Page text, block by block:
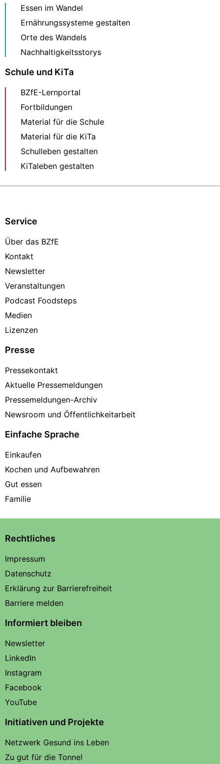
Essen im Wandel
Ernährungssysteme gestalten
Orte des Wandels
Nachhaltigkeitsstorys
Schule und KiTa
BZfE-Lernportal
Fortbildungen
Material für die Schule
Material für die KiTa
Schulleben gestalten
KiTaleben gestalten
Service
Über das BZfE
Kontakt
Newsletter
Veranstaltungen
Podcast Foodsteps
Medien
Lizenzen
Presse
Pressekontakt
Aktuelle Pressemeldungen
Pressemeldungen-Archiv
Newsroom und Öffentlichkeitarbeit
Einfache Sprache
Einkaufen
Kochen und Aufbewahren
Gut essen
Familie
Rechtliches
Impressum
Datenschutz
Erklärung zur Barrierefreiheit
Barriere melden
Informiert bleiben
Newsletter
LinkedIn
Instagram
Facebook
YouTube
Initiativen und Projekte
Netzwerk Gesund ins Leben
Zu gut für die Tonne!